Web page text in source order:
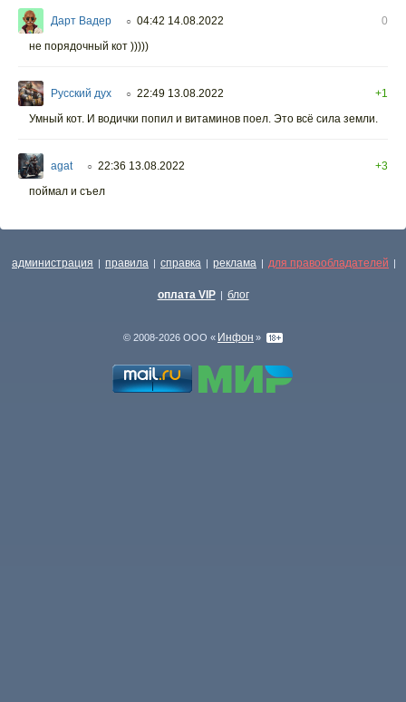
Дарт Вадер ○ 04:42 14.08.2022
0
не порядочный кот )))))
Русский дух ○ 22:49 13.08.2022
+1
Умный кот. И водички попил и витаминов поел. Это всё сила земли.
agat ○ 22:36 13.08.2022
+3
поймал и съел
администрация | правила | справка | реклама | для правообладателей |
оплата VIP | блог
© 2008-2026 ООО « Инфон »